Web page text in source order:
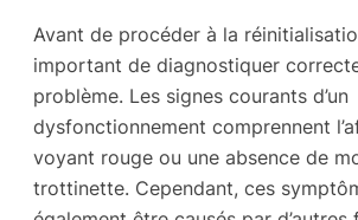
Avant de procéder à la
important de diagnostiquer
problème. Les signes courants d’un
dysfonctionnement comprennent
voyant rouge ou une absence de
trottinette. Cependant, ces